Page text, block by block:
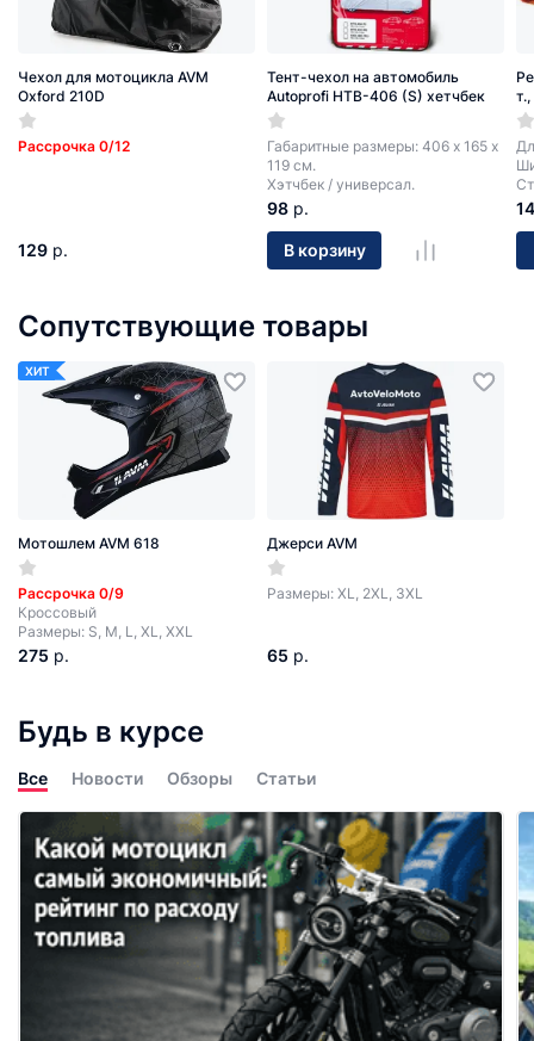
Чехол для мотоцикла AVM
Oxford 210D
Рассрочка 0/12
129 р.
Тент-чехол на автомобиль
Autoprofi HTB-406 (S) хетчбек
Габаритные размеры: 406 х 165 х
119 см.
Хэтчбек / универсал.
98 р.
В корзину
14
Сопутствующие товары
ХИТ
Мотошлем AVM 618
Рассрочка 0/9
Кроссовый
Размеры: S, M, L, XL, XXL
275 р.
Джерси AVM
Размеры: XL, 2XL, 3XL
65 р.
Будь в курсе
Все Новости Обзоры Статьи